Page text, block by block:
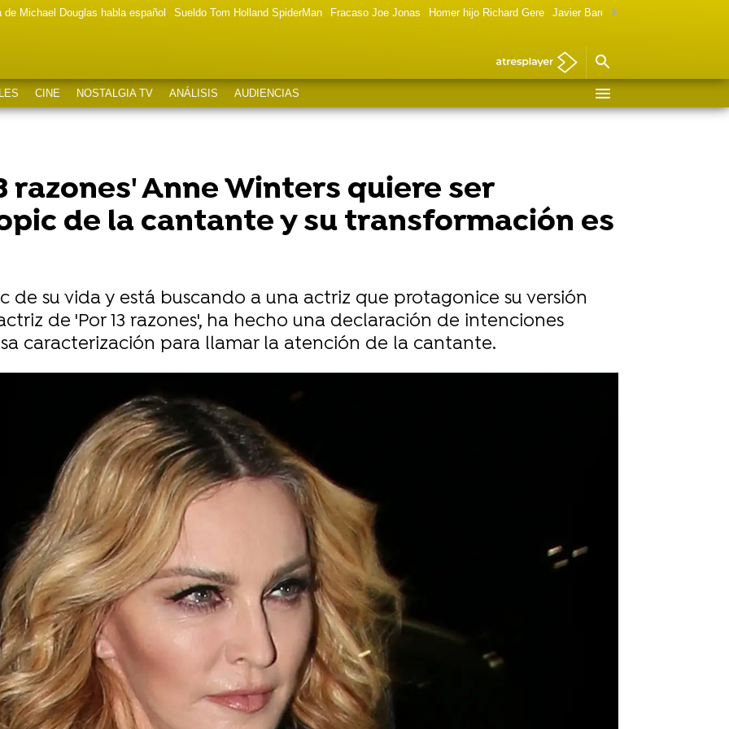
de Michael Douglas habla español Sueldo Tom Holland SpiderMan Fracaso Joe Jonas Homer hijo Richard Gere Javier Bardem política
CINE NOSTALGIA TV ANÁLISIS AUDIENCIAS
razones' Anne Winters quiere ser
de la cantante y su transformación es
de su vida y está buscando a una actriz que protagonice su versión
de 'Por 13 razones', ha hecho una declaración de intenciones
caracterización para llamar la atención de la cantante.